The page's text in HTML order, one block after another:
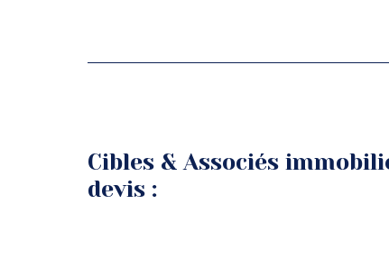
Cibles & Associés
devis :